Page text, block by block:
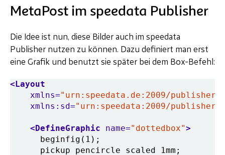
MetaPost im speedata Publisher
Die Idee ist nun, diese Bilder auch im speedata
Publisher nutzen zu können. Dazu definiert man erst
eine Grafik und benutzt sie später bei dem Box-Befehl:
<Layout
xmlns="urn:speedata.de:2009/publisher/
xmlns:sd="urn:speedata:2009/
<DefineGraphic name="dottedbox">